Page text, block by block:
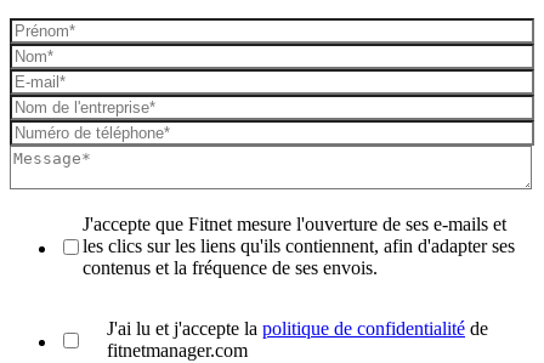
J'accepte que Fitnet mesure l'ouverture de ses e-mails et
les clics sur les liens qu'ils contiennent, afin d'adapter ses
contenus et la fréquence de ses envois.
J'ai lu et j'accepte la politique de confidentialité de
fitnetmanager.com